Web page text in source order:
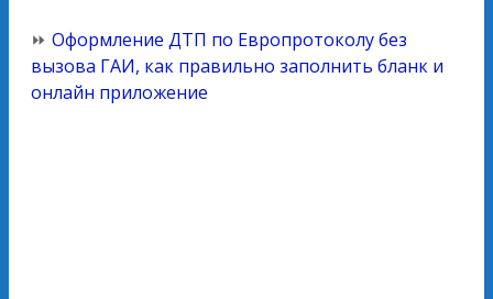
⏩ Оформление ДТП по Европротоколу без
вызова ГАИ, как правильно заполнить бланк и
онлайн приложение